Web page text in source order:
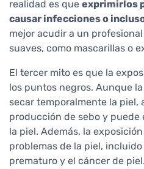
realidad es que exprimirlos
causar infecciones o
mejor acudir a un
suaves, como mascarillas o
El tercer mito es que la
los puntos negros. Aunque
secar temporalmente la piel,
producción de sebo y
la piel. Además, la
problemas de la piel,
prematuro y el cáncer de